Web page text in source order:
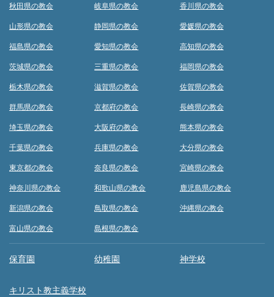
秋田県の教会
山形県の教会
福島県の教会
茨城県の教会
栃木県の教会
群馬県の教会
埼玉県の教会
千葉県の教会
東京都の教会
神奈川県の教会
新潟県の教会
富山県の教会
岐阜県の教会
静岡県の教会
愛知県の教会
三重県の教会
滋賀県の教会
京都府の教会
大阪府の教会
兵庫県の教会
奈良県の教会
和歌山県の教会
鳥取県の教会
島根県の教会
香川県の教会
愛媛県の教会
高知県の教会
福岡県の教会
佐賀県の教会
長崎県の教会
熊本県の教会
大分県の教会
宮崎県の教会
鹿児島県の教会
沖縄県の教会
保育園 幼稚園 神学校
キリスト教主義学校